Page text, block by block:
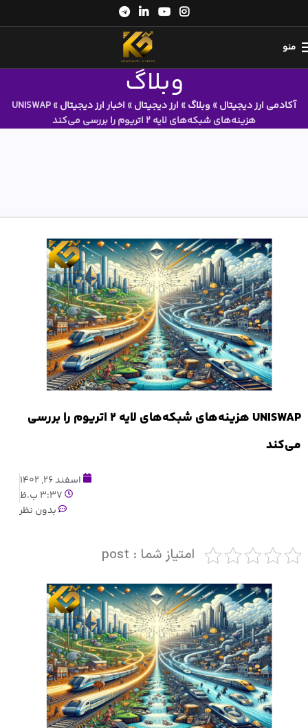
منو
وبلاگ
آکادمی ارز دیجیتال» وبلاگ» ارز دیجیتال» اخبار ارز دیجیتال»
UNISWAP
هزینه‌های شبکه‌های لایه ۲ اتریوم را بررسی می‌کند
UNISWAP هزینه‌های شبکه‌های لایه ۲ اتریوم را بررسی
می‌کند
اسفند 26, 1402
3:37 ب.ظ
بدون نظر
امتیاز شما : post